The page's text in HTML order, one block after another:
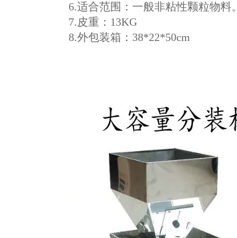
6.适合范围：一般非粘性颗粒物料。
7.皮重：13KG
8.外包装箱：38*22*50cm